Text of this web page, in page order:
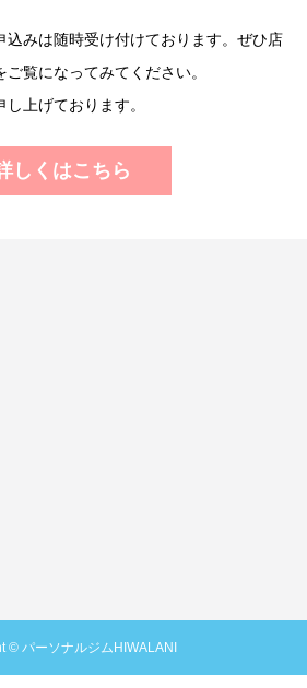
込みは随時受け付けております。ぜひ店
覧になってみてください。
上げております。
しくはこちら
© パーソナルジムHIWALANI